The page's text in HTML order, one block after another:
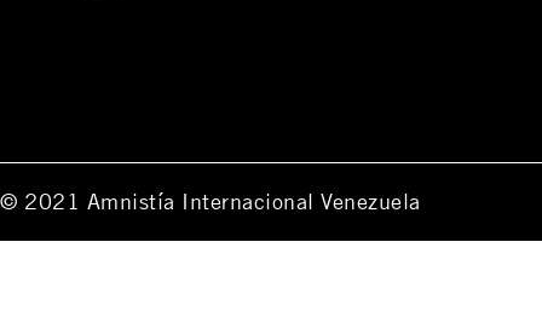
© 2021 Amnistía Internacional Venezuela